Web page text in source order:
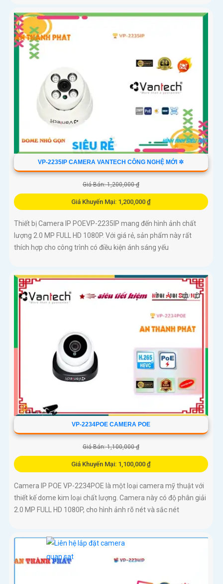
VP-2235IP CAMERA VANTECH CÔNG NGHỆ MỚI ✲
Giá Bán: 1,200,000 ₫
Giá Khuyến Mại: 1,200,000 ₫
Thiết bị Camera IP POEVP-2235IP mang đến hình ảnh chất
lượng 2.0 MP FULL HD 1080P. Với giá rẻ, sản phẩm này rất
thích hợp cho công trình có điều kiện ánh sáng yếu
VP-2234POE CAMERA POE
Giá Bán: 1,100,000 ₫
Giá Khuyến Mại: 1,100,000 ₫
Camera IP POE VP-2234POE là một loại camera mỹ thuật với
thiết kế dome kim loại chất lượng. Camera này có độ phân giải
2.0 MP FULL HD 1080P, cho hình ảnh rõ nét và sắc nét